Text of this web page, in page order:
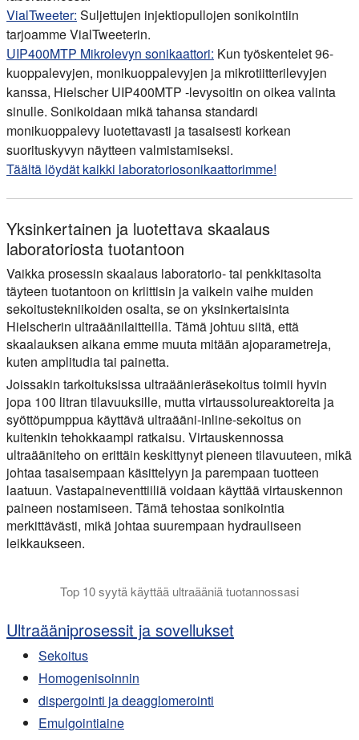
VialTweeter: Suljettujen injektiopullojen sonikointiin
tarjoamme VialTweeterin.
UIP400MTP Mikrolevyn sonikaattori: Kun työskentelet 96-
kuoppalevyjen, monikuoppalevyjen ja mikrotiitterilevyjen
kanssa, Hielscher UIP400MTP -levysoitin on oikea valinta
sinulle. Sonikoidaan mikä tahansa standardi
monikuoppalevy luotettavasti ja tasaisesti korkean
suorituskyvyn näytteen valmistamiseksi.
Täältä löydät kaikki laboratoriosonikaattorimme!
Yksinkertainen ja luotettava skaalaus
laboratoriosta tuotantoon
Vaikka prosessin skaalaus laboratorio- tai penkkitasolta
täyteen tuotantoon on kriittisin ja vaikein vaihe muiden
sekoitustekniikoiden osalta, se on yksinkertaisinta
Hielscherin ultraäänilaitteilla. Tämä johtuu siitä, että
skaalauksen aikana emme muuta mitään ajoparametreja,
kuten amplitudia tai painetta.
Joissakin tarkoituksissa ultraäänieräsekoitus toimii hyvin
jopa 100 litran tilavuuksille, mutta virtaussolureaktoreita ja
syöttöpumppua käyttävä ultraääni-inline-sekoitus on
kuitenkin tehokkaampi ratkaisu. Virtauskennossa
ultraääniteho on erittäin keskittynyt pieneen tilavuuteen, mikä
johtaa tasaisempaan käsittelyyn ja parempaan tuotteen
laatuun. Vastapaineventtiiliä voidaan käyttää virtauskennon
paineen nostamiseen. Tämä tehostaa sonikointia
merkittävästi, mikä johtaa suurempaan hydrauliseen
leikkaukseen.
Top 10 syytä käyttää ultraääniä tuotannossasi
Ultraääniprosessit ja sovellukset
Sekoitus
Homogenisoinnin
dispergointi ja deagglomerointi
Emulgointiaine